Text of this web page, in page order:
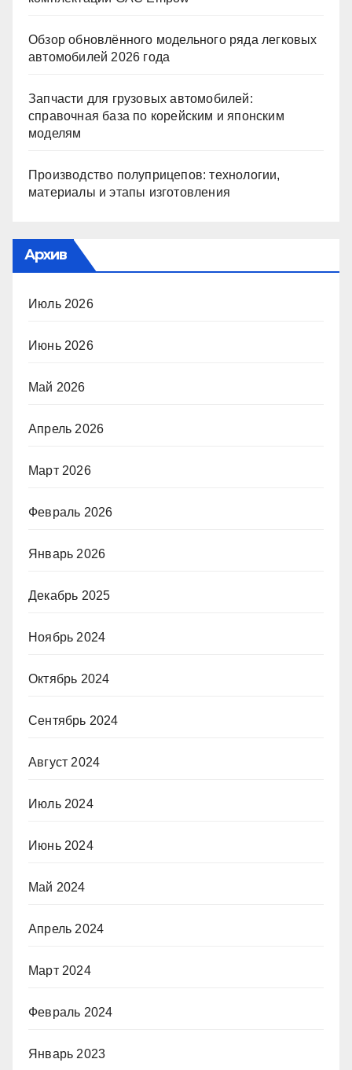
Обзор обновлённого модельного ряда легковых
автомобилей 2026 года
Запчасти для грузовых автомобилей:
справочная база по корейским и японским
моделям
Производство полуприцепов: технологии,
материалы и этапы изготовления
Архив
Июль 2026
Июнь 2026
Май 2026
Апрель 2026
Март 2026
Февраль 2026
Январь 2026
Декабрь 2025
Ноябрь 2024
Октябрь 2024
Сентябрь 2024
Август 2024
Июль 2024
Июнь 2024
Май 2024
Апрель 2024
Март 2024
Февраль 2024
Январь 2023